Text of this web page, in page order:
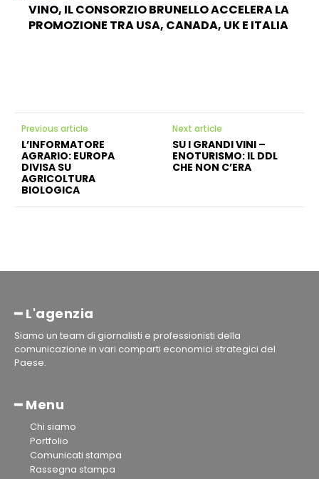
VINO, IL CONSORZIO BRUNELLO ACCELERA LA
PROMOZIONE TRA USA, CANADA, UK E ITALIA
Previous article
L’INFORMATORE
AGRARIO: EUROPA
DIVISA SU
AGRICOLTURA
BIOLOGICA
Next article
SU I GRANDI VINI –
ENOTURISMO: IL DDL
CHE NON C’ERA
━ L'agenzia
Siamo un team di giornalisti e professionisti della
comunicazione in vari comparti economici strategici del
Paese.
━ Menu
Chi siamo
Portfolio
Comunicati stampa
Rassegna stampa